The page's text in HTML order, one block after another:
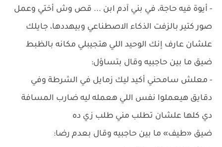
- أيوة فيه حاجة، في بني آدم ابن ... قص وش أختي وعمل
صور كتير بالزفت الذكاء الاصطناعي وبيهددها، جايلك
علشان عارف إنك الوحيد اللي هتجيبلي مكانه بالظبط
ضيق ما بين حاجبيه وقال بتساؤل:
- معلش سامحني أكيد ليك زمايل في الشرطة وفي
دقايق هيعملوا نفس اللي هعمله ليه ضارب المسافة
دي كلها علشان تطلب مني طلب زي ده
ضيق «طيف» ما بين حاجبيه وقال بعدم رضا: